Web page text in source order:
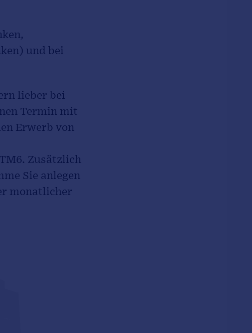
und bei
lieber bei
Termin mit
Erwerb von
Zusätzlich
Sie anlegen
monatlicher